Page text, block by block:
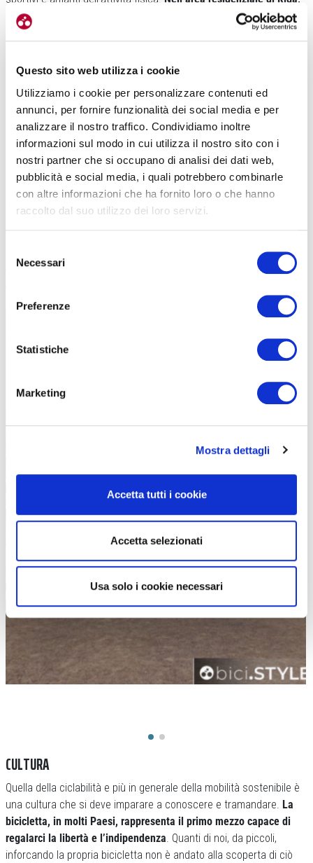
Questo sito web utilizza i cookie
Utilizziamo i cookie per personalizzare contenuti ed
annunci, per fornire funzionalità dei social media e per
analizzare il nostro traffico. Condividiamo inoltre
informazioni sul modo in cui utilizza il nostro sito con i
nostri partner che si occupano di analisi dei dati web,
pubblicità e social media, i quali potrebbero combinarle
con altre informazioni che ha fornito loro o che hanno
raccolto dal suo utilizzo dei loro servizi.
delNecessari
Preferenze
Statistiche
Marketing
Mostra dettagli
Accetta tutti i cookie
Accetta selezionati
Usa solo i cookie necessari
in Lettonia, ci perdiamo (metaforicamente) lungo il fiume e nel
suo silenzioso scorrere
. La modernità e l’asfalto delle ciclovie ci
integrate, all’interno del tessuto cittadino.
Angel, uno dei Bike Leader di MSC Bike Adventours, ci racconta che
da queste parti è venuto un anno fa per visionare e percorrere più
Anche per lui l’aspetto più sorprendente del viaggio
è stata la scoperta di zone capaci di integrare la bici in maniera
L’ultima delle tre città visitate è Tallinn, con il castello di Toompea
CULTURA
Quella della ciclabilità e più in generale della mobilità sostenibile è
una cultura che si deve imparare a conoscere e tramandare. La
bicicletta, in molti Paesi, rappresenta il primo mezzo capace di
regalarci la libertà e l’indipendenza. Quanti di noi, da piccoli,
inforcando la propria bicicletta non è andato alla scoperta di ciò